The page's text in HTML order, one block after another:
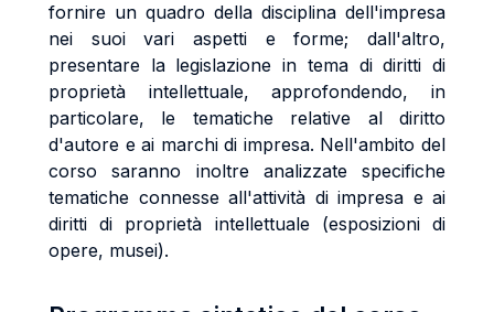
fornire un quadro della disciplina dell'impresa
nei suoi vari aspetti e forme; dall'altro,
presentare la legislazione in tema di diritti di
proprietà intellettuale, approfondendo, in
particolare, le tematiche relative al diritto
d'autore e ai marchi di impresa. Nell'ambito del
corso saranno inoltre analizzate specifiche
tematiche connesse all'attività di impresa e ai
diritti di proprietà intellettuale (esposizioni di
opere, musei).